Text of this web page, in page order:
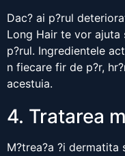
Dac? ai p?rul
Long Hair te vor ajuta
p?rul. Ingredientele
n fiecare fir de p?r,
acestuia.
4. Tratarea
M?trea?a ?i dermatita